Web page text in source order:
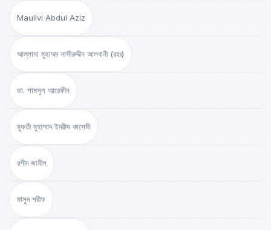
Maulivi Abdul Aziz
আল্লামা মুহাম্মদ নাসীরুদ্দীন আলবানী (রহঃ)
ডা. শামসুল আরেফীন
মুফতী মুহাম্মাদ ইদরীস কাসেমী
রশীদ জামীল
মাসুদ শরীফ